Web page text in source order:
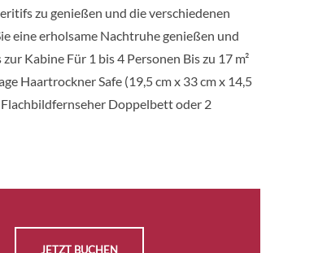
CHF 1'639.00
ANFRAGEN
AUSWÄHLEN
CHF 1'479.00
zu genießen und die verschiedenen
eine erholsame Nachtruhe genießen und
Kabine Für 1 bis 4 Personen Bis zu 17 m²
Haartrockner Safe (19,5 cm x 33 cm x 14,5
Doppelbett oder 2
JETZT BUCHEN